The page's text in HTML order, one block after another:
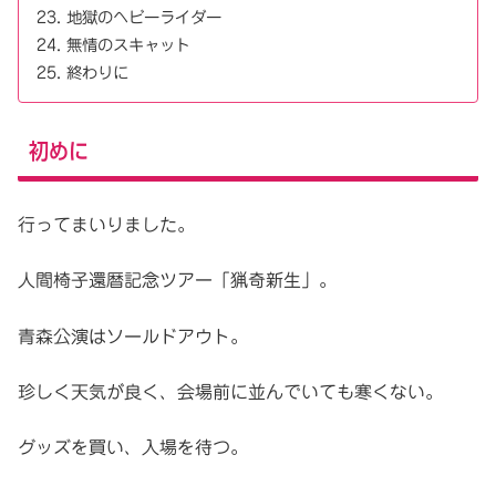
地獄のヘビーライダー
無情のスキャット
終わりに
初めに
行ってまいりました。
人間椅子還暦記念ツアー「猟奇新生」。
青森公演はソールドアウト。
珍しく天気が良く、会場前に並んでいても寒くない。
グッズを買い、入場を待つ。